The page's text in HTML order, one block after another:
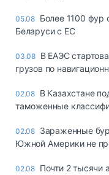
05.08 Более 1100 фур
Беларуси с ЕС
03.08 В ЕАЭС
грузов по
02.08 В Казахстане
таможенные
02.08 Зараженные
Южной Америки не
02.08 Почти 2 тысячи